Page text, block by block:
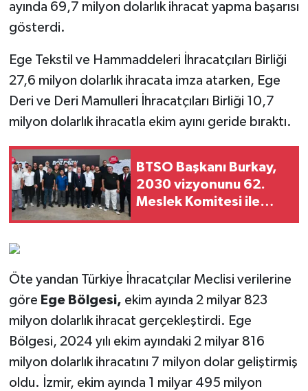
ayında 69,7 milyon dolarlık ihracat yapma başarısı
gösterdi.
Ege Tekstil ve Hammaddeleri İhracatçıları Birliği
27,6 milyon dolarlık ihracata imza atarken, Ege
Deri ve Deri Mamulleri İhracatçıları Birliği 10,7
milyon dolarlık ihracatla ekim ayını geride bıraktı.
BTSO Başkanı Burkay,
2030 vizyonunu 62.
Meslek Komitesi ile
Öte yandan Türkiye İhracatçılar Meclisi verilerine
göre Ege Bölgesi, ekim ayında 2 milyar 823
milyon dolarlık ihracat gerçekleştirdi. Ege
Bölgesi, 2024 yılı ekim ayındaki 2 milyar 816
milyon dolarlık ihracatını 7 milyon dolar geliştirmiş
oldu. İzmir, ekim ayında 1 milyar 495 milyon